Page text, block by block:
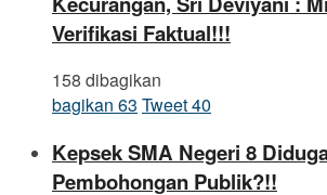
Verifikasi Faktual!!!
158 dibagikan
bagikan 63 Tweet40
Kepsek SMA Negeri 8
Pembohongan Publik?!!